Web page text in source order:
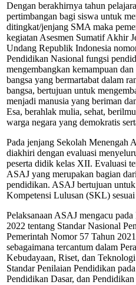
Dengan berakhirnya tahun
pertimbangan bagi siswa untuk
ditingkat/jenjang SMA maka
kegiatan Asesmen Sumatif Akhir
Undang Republik Indonesia
Pendidikan Nasional fungsi
mengembangkan kemampuan
bangsa yang bermartabat dalam
bangsa, bertujuan untuk
menjadi manusia yang beriman
Esa, berahlak mulia, sehat,
warga negara yang demokratis
Pada jenjang Sekolah Menengah
diakhiri dengan evaluasi
peserta didik kelas XII. Evaluasi
ASAJ yang merupakan bagian
pendidikan. ASAJ bertujuan
Kompetensi Lulusan (SKL)
Pelaksanaan ASAJ mengacu
2022 tentang Standar Nasional
Pemerintah Nomor 57 Tahun
sebagaimana tercantum dalam
Kebudayaan, Riset, dan
Standar Penilaian Pendidikan
Pendidikan Dasar, dan